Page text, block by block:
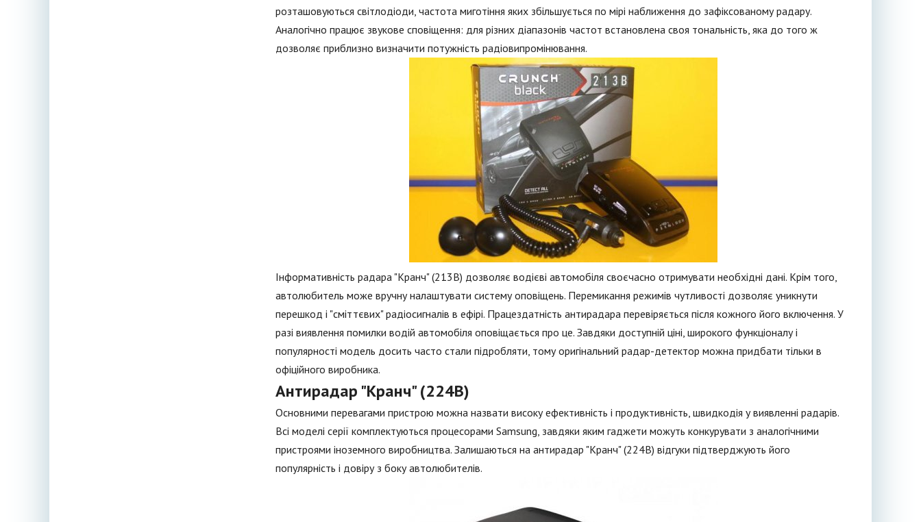
розташовуються світлодіоди, частота миготіння яких збільшується по мірі наближення до зафіксованому радару.
Аналогічно працює звукове сповіщення: для різних діапазонів частот встановлена своя тональність, яка до того ж
дозволяє приблизно визначити потужність радіовипромінювання.
Інформативність радара "Кранч" (213В) дозволяє водієві автомобіля своєчасно отримувати необхідні дані. Крім того,
автолюбитель може вручну налаштувати систему оповіщень. Перемикання режимів чутливості дозволяє уникнути
перешкод і "сміттєвих" радіосигналів в ефірі. Працездатність антирадара перевіряється після кожного його включення. У
разі виявлення помилки водій автомобіля оповіщається про це. Завдяки доступній ціні, широкого функціоналу і
популярності модель досить часто стали підробляти, тому оригінальний радар-детектор можна придбати тільки в
офіційного виробника.
Антирадар "Кранч" (224В)
Основними перевагами пристрою можна назвати високу ефективність і продуктивність, швидкодія у виявленні радарів.
Всі моделі серії комплектуються процесорами Samsung, завдяки яким гаджети можуть конкурувати з аналогічними
пристроями іноземного виробництва. Залишаються на антирадар "Кранч" (224В) відгуки підтверджують його
популярність і довіру з боку автолюбителів.